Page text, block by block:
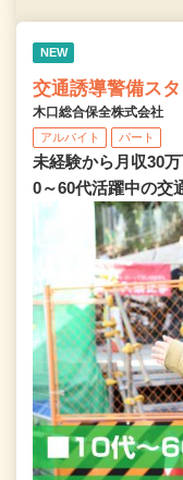
NEW
交通誘導警備ス
木口総合保全株式会社
アルバイト パート
未経験から月収30
0～60代活躍中の交